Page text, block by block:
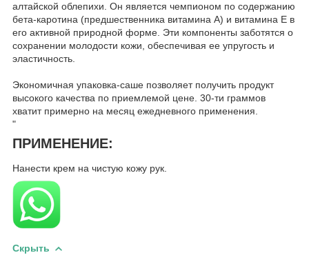
алтайской облепихи. Он является чемпионом по содержанию
бета-каротина (предшественника витамина А) и витамина Е в
его активной природной форме. Эти компоненты заботятся о
сохранении молодости кожи, обеспечивая ее упругость и
эластичность.
Экономичная упаковка-саше позволяет получить продукт
высокого качества по приемлемой цене. 30-ти граммов
хватит примерно на месяц ежедневного применения.
"
ПРИМЕНЕНИЕ:
Нанести крем на чистую кожу рук.
Скрыть